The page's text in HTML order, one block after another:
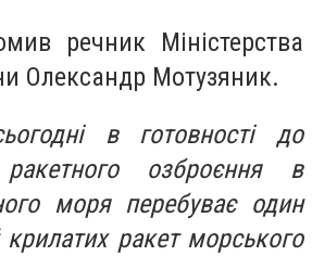
речник Міністерства
Олександр Мотузяник.
в готовності до
ракетного озброєння в
моря перебуває один
крилатих ракет морського